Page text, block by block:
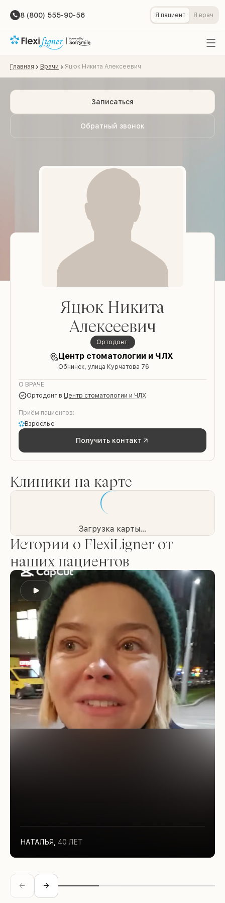
8 (800) 555-90-56 Я пациент Я врач
Главная Врачи Яцюк Никита Алексеевич
Обратный звонок
Записаться
Яцюк Никита
Алексеевич
Ортодонт
Центр стоматологии и ЧЛХ
Обнинск, улица Курчатова 76
О ВРАЧЕ
Ортодонт в Центр стоматологии и ЧЛХ
Приём пациентов:
Взрослые
Получить контакт
Клиники на карте
Загрузка карты...
Истории о FlexiLigner от
наших пациентов
НАТАЛЬЯ 40 ЛЕТ